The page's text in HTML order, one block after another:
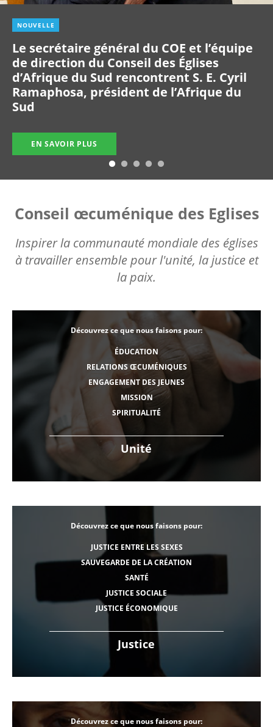
NOUVELLE
Le secrétaire général du COE et l’équipe
de direction du Conseil des Églises
d’Afrique du Sud rencontrent S. E. Cyril
Ramaphosa, président de l’Afrique du
Sud
EN SAVOIR PLUS
Conseil œcuménique des Eglises
Inspirer la communauté mondiale des églises
à travailler ensemble pour l'unité, la justice et
la paix.
Unité
Découvrez ce que nous faisons pour:
ÉDUCATION
RELATIONS ŒCUMÉNIQUES
ENGAGEMENT DES JEUNES
MISSION
SPIRITUALITÉ
Justice
Découvrez ce que nous faisons pour:
JUSTICE ENTRE LES SEXES
SAUVEGARDE DE LA CRÉATION
SANTÉ
JUSTICE SOCIALE
JUSTICE ÉCONOMIQUE
Découvrez ce que nous faisons pour: